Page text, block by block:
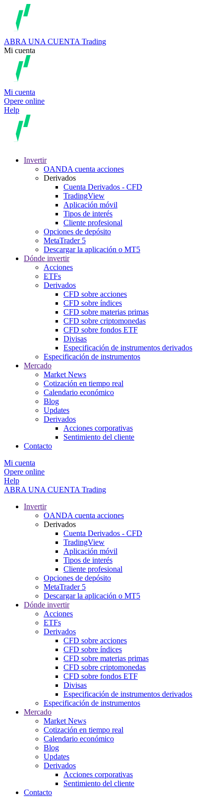
ABRA UNA CUENTA Trading
Mi cuenta
Mi cuenta
Opere online
Help
Invertir
OANDA cuenta acciones
Derivados
Cuenta Derivados - CFD
TradingView
Aplicación móvil
Tipos de interés
Cliente profesional
Opciones de depósito
MetaTrader 5
Descargar la aplicación o MT5
Dónde invertir
Acciones
ETFs
Derivados
CFD sobre acciones
CFD sobre índices
CFD sobre materias primas
CFD sobre criptomonedas
CFD sobre fondos ETF
Divisas
Especificación de instrumentos derivados
Especificación de instrumentos
Mercado
Market News
Cotización en tiempo real
Calendario económico
Blog
Updates
Derivados
Acciones corporativas
Sentimiento del cliente
Contacto
Mi cuenta
Opere online
Help
ABRA UNA CUENTA Trading
Invertir
OANDA cuenta acciones
Derivados
Cuenta Derivados - CFD
TradingView
Aplicación móvil
Tipos de interés
Cliente profesional
Opciones de depósito
MetaTrader 5
Descargar la aplicación o MT5
Dónde invertir
Acciones
ETFs
Derivados
CFD sobre acciones
CFD sobre índices
CFD sobre materias primas
CFD sobre criptomonedas
CFD sobre fondos ETF
Divisas
Especificación de instrumentos derivados
Especificación de instrumentos
Mercado
Market News
Cotización en tiempo real
Calendario económico
Blog
Updates
Derivados
Acciones corporativas
Sentimiento del cliente
Contacto